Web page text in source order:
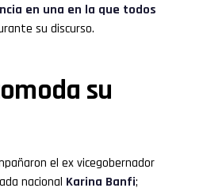
en una en la que todos
su discurso.
su
el ex vicegobernador
nacional Karina Banfi;